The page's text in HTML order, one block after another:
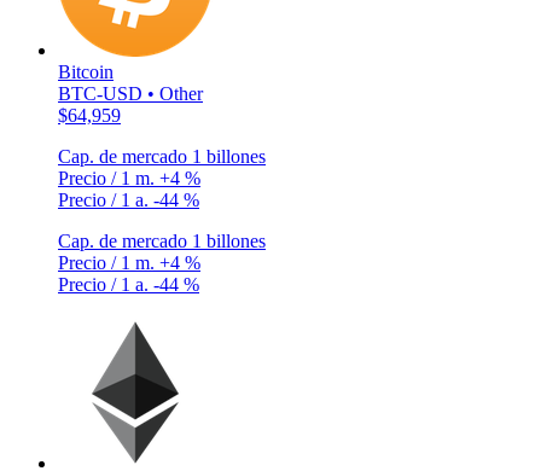
Bitcoin
BTC-USD • Other
$64,959
Cap. de mercado 1 billones
Precio / 1 m. +4 %
Precio / 1 a. -44 %
Cap. de mercado 1 billones
Precio / 1 m. +4 %
Precio / 1 a. -44 %